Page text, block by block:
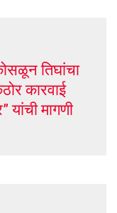
तिघांचा
कारवाई
यांची मागणी